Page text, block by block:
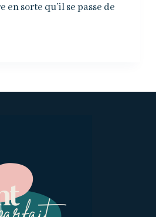
en sorte qu’il se passe de